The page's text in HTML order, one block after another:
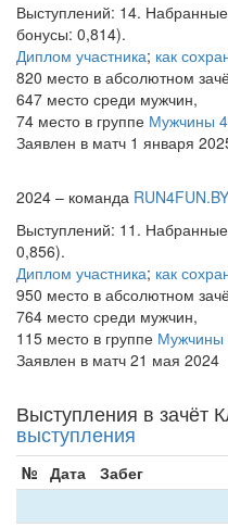
Выступлений: 14.
бонусы: 0,814).
Диплом участника; как
820 место в абсолютном
647 место среди мужчин,
74 место в группе Мужчины
Заявлен в матч 1 января
2024 – команда RUN4FUN.BY
Выступлений: 11.
0,856).
Диплом участника; как
950 место в абсолютном
764 место среди мужчин,
115 место в группе Мужчины
Заявлен в матч 21 мая 2024
Выступления в зачёт
выступления
№ Дата Забег